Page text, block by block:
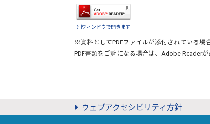
別ウィンドウで開きます
※資料としてPDFファイルが添付されている場合
PDF書類をご覧になる場合は、 Adobe Readerが
ウェブアクセシビリティ方針